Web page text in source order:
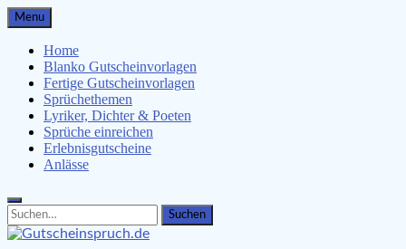
Skip
to
content
Menu
Home
Blanko Gutscheinvorlagen
Fertige Gutscheinvorlagen
Sprüchethemen
Lyriker, Dichter & Poeten
Sprüche einreichen
Erlebnisgutscheine
Anlässe
Search
for:
Search